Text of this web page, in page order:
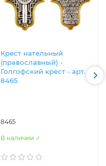
Крест нательный
(православный) -
Голгофский крест - арт.
8465
8465
В наличии ✓